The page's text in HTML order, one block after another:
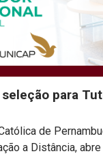
seleção para
de
a Distância,